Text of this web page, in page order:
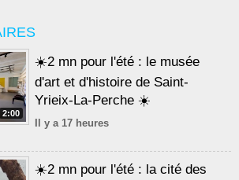
2:00
☀️2 mn pour l'été : le musée
d'art et d'histoire de Saint-
Yrieix-La-Perche ☀️
Il y a 17 heures
☀️2 mn pour l'été : la cité des